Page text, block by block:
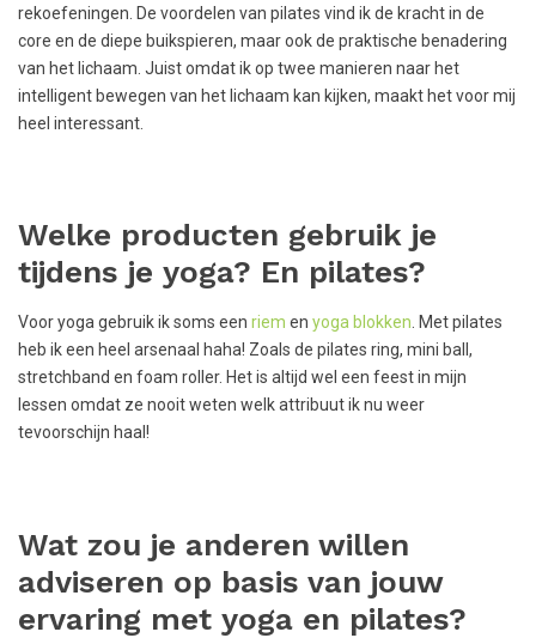
rekoefeningen. De voordelen van pilates vind ik de kracht in de
core en de diepe buikspieren, maar ook de praktische benadering
van het lichaam. Juist omdat ik op twee manieren naar het
intelligent bewegen van het lichaam kan kijken, maakt het voor mij
heel interessant.
Welke producten gebruik je
tijdens je yoga? En pilates?
Voor yoga gebruik ik soms een riem en yoga blokken . Met pilates
heb ik een heel arsenaal haha! Zoals de pilates ring, mini ball,
stretchband en foam roller. Het is altijd wel een feest in mijn
lessen omdat ze nooit weten welk attribuut ik nu weer
tevoorschijn haal!
Wat zou je anderen willen
adviseren op basis van jouw
ervaring met yoga en pilates?